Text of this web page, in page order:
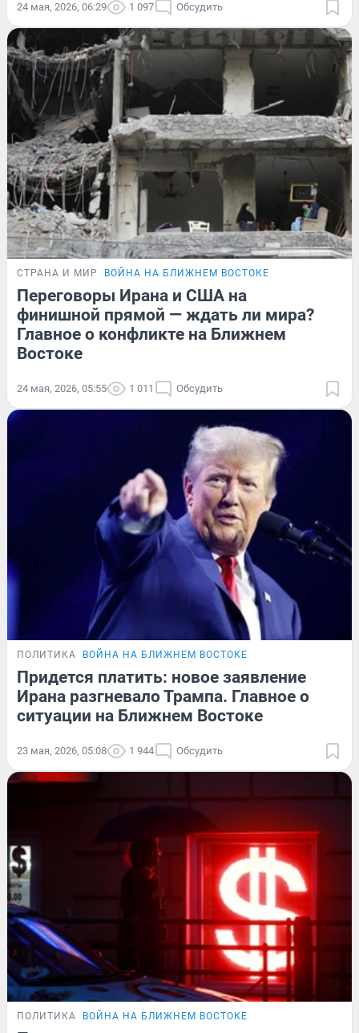
24 мая, 2026, 06:29 1 097 Обсудить
СТРАНА И МИР ВОЙНА НА БЛИЖНЕМ ВОСТОКЕ
Переговоры Ирана и США на
финишной прямой — ждать ли мира?
Главное о конфликте на Ближнем
Востоке
24 мая, 2026, 05:55 1 011 Обсудить
ПОЛИТИКА ВОЙНА НА БЛИЖНЕМ ВОСТОКЕ
Придется платить: новое заявление
Ирана разгневало Трампа. Главное о
ситуации на Ближнем Востоке
23 мая, 2026, 05:08 1 944 Обсудить
ПОЛИТИКА ВОЙНА НА БЛИЖНЕМ ВОСТОКЕ